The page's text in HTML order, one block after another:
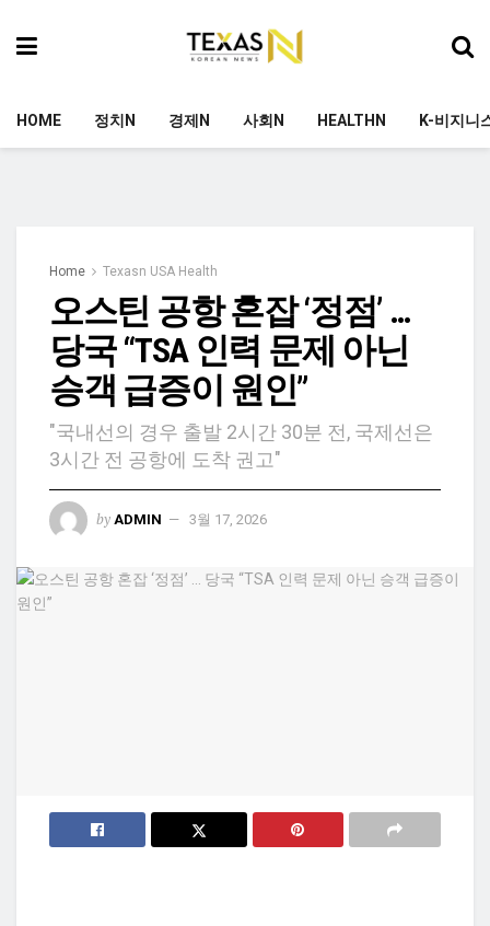
HOME 정치N 경제N 사회N HEALTHN K-비지니
Home Texasn USA Health
오스틴 공항 혼잡 ‘정점’ …
당국 “TSA 인력 문제 아닌
승객 급증이 원인”
"국내선의 경우 출발 2시간 30분 전, 국제선은
3시간 전 공항에 도착 권고"
by ADMIN 3월 17, 2026